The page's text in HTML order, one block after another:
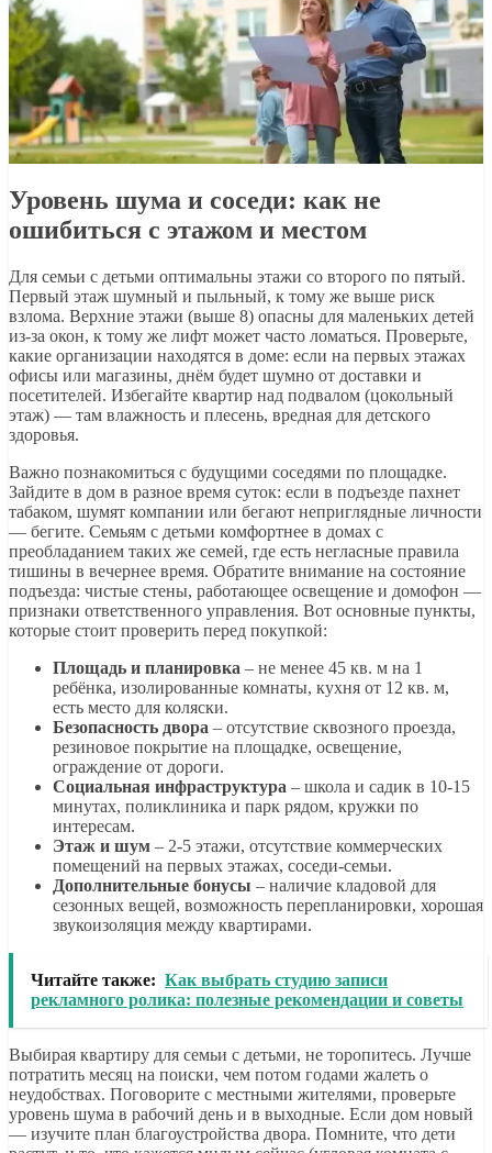
Уровень шума и соседи: как не
ошибиться с этажом и местом
Для семьи с детьми оптимальны этажи со второго по пятый.
Первый этаж шумный и пыльный, к тому же выше риск
взлома. Верхние этажи (выше 8) опасны для маленьких детей
из-за окон, к тому же лифт может часто ломаться. Проверьте,
какие организации находятся в доме: если на первых этажах
офисы или магазины, днём будет шумно от доставки и
посетителей. Избегайте квартир над подвалом (цокольный
этаж) — там влажность и плесень, вредная для детского
здоровья.
Важно познакомиться с будущими соседями по площадке.
Зайдите в дом в разное время суток: если в подъезде пахнет
табаком, шумят компании или бегают неприглядные личности
— бегите. Семьям с детьми комфортнее в домах с
преобладанием таких же семей, где есть негласные правила
тишины в вечернее время. Обратите внимание на состояние
подъезда: чистые стены, работающее освещение и домофон —
признаки ответственного управления. Вот основные пункты,
которые стоит проверить перед покупкой:
Площадь и планировка – не менее 45 кв. м на 1
ребёнка, изолированные комнаты, кухня от 12 кв. м,
есть место для коляски.
Безопасность двора – отсутствие сквозного проезда,
резиновое покрытие на площадке, освещение,
ограждение от дороги.
Социальная инфраструктура – школа и садик в 10-15
минутах, поликлиника и парк рядом, кружки по
интересам.
Этаж и шум – 2-5 этажи, отсутствие коммерческих
помещений на первых этажах, соседи-семьи.
Дополнительные бонусы – наличие кладовой для
сезонных вещей, возможность перепланировки, хорошая
звукоизоляция между квартирами.
Читайте также: Как выбрать студию записи
рекламного ролика: полезные рекомендации и советы
Выбирая квартиру для семьи с детьми, не торопитесь. Лучше
потратить месяц на поиски, чем потом годами жалеть о
неудобствах. Поговорите с местными жителями, проверьте
уровень шума в рабочий день и в выходные. Если дом новый
— изучите план благоустройства двора. Помните, что дети